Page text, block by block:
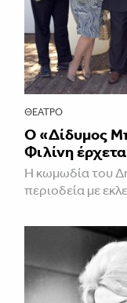
ΘΈΑΤΡΟ
Ο «Δίδυμος
Φιλίνη
Η κωμωδία του
περιοδεία με